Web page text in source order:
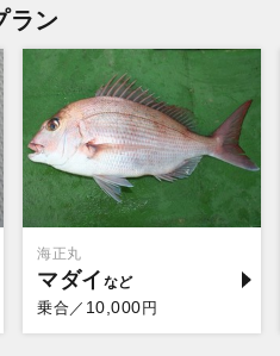
ラン
海正丸
マダイ
乗合／ 10,000円